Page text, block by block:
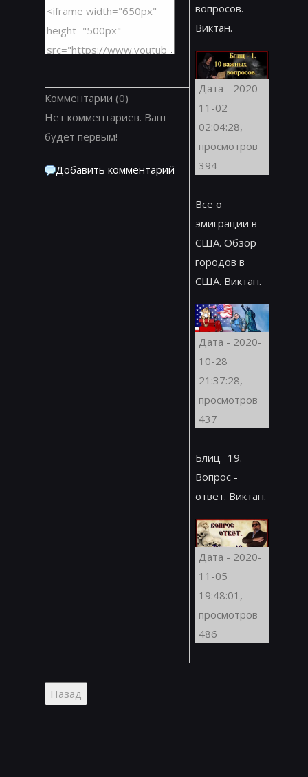
Комментарии (0)
Нет комментариев. Ваш
будет первым!
Добавить комментарий
вопросов.
Виктан.
Дата - 2020-
11-02
02:04:28,
просмотров
394
Все о
эмиграции в
США. Обзор
городов в
США. Виктан.
Дата - 2020-
10-28
21:37:28,
просмотров
437
Блиц -19.
Вопрос -
ответ. Виктан.
Дата - 2020-
11-05
19:48:01,
просмотров
486